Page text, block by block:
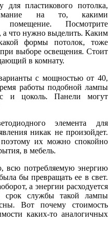
пластикового потолка,
на то, какими
помещение. Посмотрите
а что нужно выделить. Каким
формы потолок, тоже
выборе освещения. Стоит
в комнату.
с мощностью от 40,
работы подобной лампы
и цоколь. Панели могут
элемента для
никак не произойдет.
их можно спокойно
в мебель.
всю потребляемую энергию
бы превращать ее в свет.
а энергии расходуется
срок службы такой лампы
Вот почему стоимость
каких-то аналогичных